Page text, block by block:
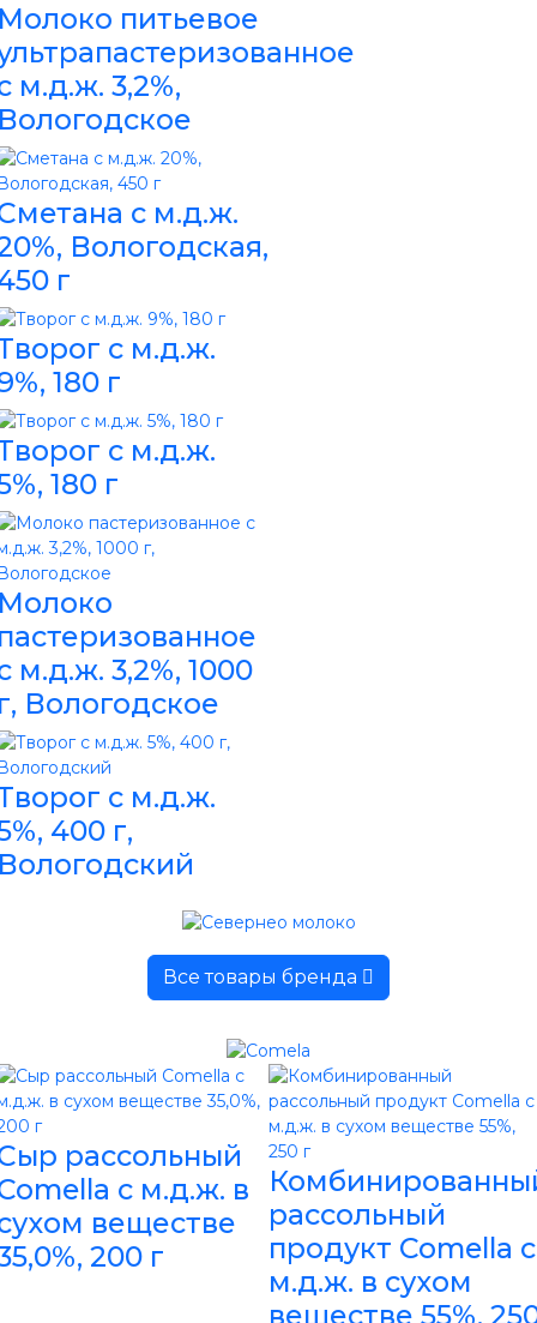
питьевое
м.д.ж. 3,2%,
с м.д.ж.
Вологодская,
г
с м.д.ж.
180 г
с м.д.ж.
180 г
м.д.ж. 3,2%, 1000
Вологодское
с м.д.ж.
400 г,
Все товары бренда
рассольный
с м.д.ж. в
веществе
200 г
рассольный
продукт Comella с
м.д.ж. в сухом
веществе 55%,